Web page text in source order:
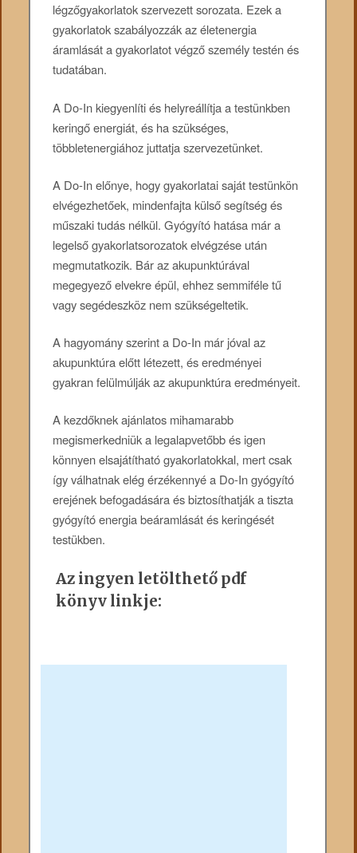
légzőgyakorlatok szervezett sorozata. Ezek a
gyakorlatok szabályozzák az életenergia
áramlását a gyakorlatot végző személy testén és
tudatában.
A Do-In kiegyenlíti és helyreállítja a testünkben
keringő energiát, és ha szükséges,
többletenergiához juttatja szervezetünket.
A Do-In előnye, hogy gyakorlatai saját testünkön
elvégezhetőek, mindenfajta külső segítség és
műszaki tudás nélkül. Gyógyító hatása már a
legelső gyakorlatsorozatok elvégzése után
megmutatkozik. Bár az akupunktúrával
megegyező elvekre épül, ehhez semmiféle tű
vagy segédeszköz nem szükségeltetik.
A hagyomány szerint a Do-In már jóval az
akupunktúra előtt létezett, és eredményei
gyakran felülmúlják az akupunktúra eredményeit.
A kezdőknek ajánlatos mihamarabb
megismerkedniük a legalapvetőbb és igen
könnyen elsajátítható gyakorlatokkal, mert csak
így válhatnak elég érzékennyé a Do-In gyógyító
erejének befogadására és biztosíthatják a tiszta
gyógyító energia beáramlását és keringését
testükben.
Az ingyen letölthető pdf
könyv linkje: